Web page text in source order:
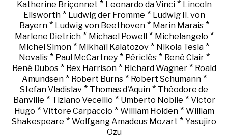
Katherine Briçonnet * Leonardo da Vinci* Lincoln
Ellsworth* Ludwig der Fromme * Ludwig II. von
Bayern* Ludwig von Beethoven* Marin Marais*
Marlene Dietrich* Michael Powell * Michelangelo *
Michel Simon * Mikhaïl Kalatozov * Nikola Tesla *
Novalis* Paul McCartney* Périclès* René Clair*
René Dubos* Rex Harrison* Richard Wagner* Roald
Amundsen* Robert Burns* Robert Schumann*
Stefan Vladislav * Thomas d'Aquin * Théodore de
Banville * Tiziano Vecellio * Umberto Nobile * Victor
Hugo * Vittore Carpaccio * William Holden* William
Shakespeare * Wolfgang Amadeus Mozart * Yasujiro
Ozu